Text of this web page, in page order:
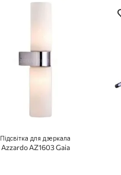
Підсвітка для дзеркала
Azzardo AZ1603 Gaia